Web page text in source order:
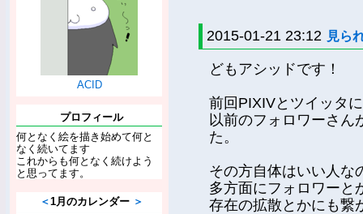
ACID
プロフィール
何となく絵を描き始めて何と
なく続いてます
これからも何となく続けよう
と思ってます。
＜1月のカレンダー ＞
2015-01-21 23:12 見ら
どもアシッドです！
前回PIXIVとツイッタ
以前のフォロワーさん
た。
その方自体はいい人な
多方面にフォロワーと
存在の拡散とかにも繋